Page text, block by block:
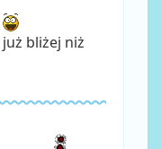
bliżej niż